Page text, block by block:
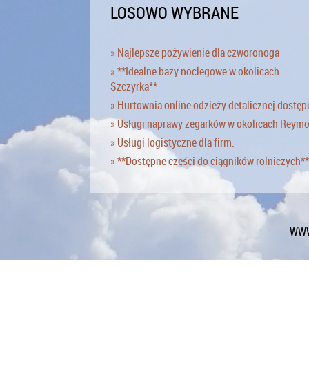
LOSOWO WYBRANE
» Najlepsze pożywienie dla czworonoga
» **Idealne bazy noclegowe w okolicach
Szczyrka**
» Hurtownia online odzieży detalicznej
» Usługi naprawy zegarków w okolicach
» Usługi logistyczne dla firm.
» **Dostępne części do ciągników rolniczych**